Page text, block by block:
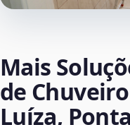
Mais
de
Luíza,